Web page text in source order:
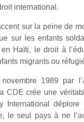
international.
sur la peine de
sur les enfants
Haïti, le droit à
migrants ou
1989 par
CDE crée une
International
le seul pays à ne